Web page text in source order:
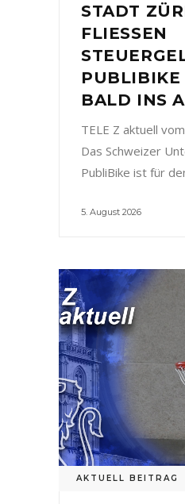
STADT
FLIESSEN
PUBLIBIKE
BALD INS
TELE Z aktuell
Das Schweizer
PubliBike ist für
5. August 2026
AKTUELL BEITRAG